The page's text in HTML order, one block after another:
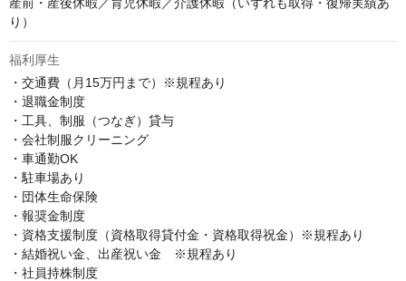
り）
福利厚生
・交通費（月15万円まで）※規程あり
・退職金制度
・工具、制服（つなぎ）貸与
・会社制服クリーニング
・車通勤OK
・駐車場あり
・団体生命保険
・報奨金制度
・資格支援制度（資格取得貸付金・資格取得祝金）※規程あり
・結婚祝い金、出産祝い金　※規程あり
・社員持株制度